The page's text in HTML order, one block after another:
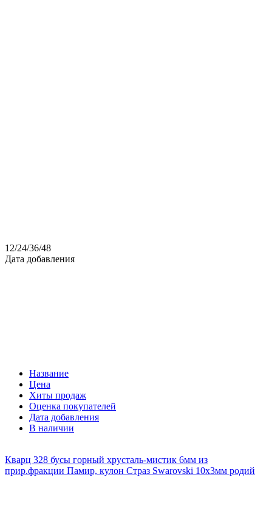
12/24/36/48
Дата добавления
Название
Цена
Хиты продаж
Оценка покупателей
Дата добавления
В наличии
Кварц 328 бусы горный хрусталь-мистик 6мм из
прир.фракции Памир, кулон Страз Swarovski 10х3мм родий